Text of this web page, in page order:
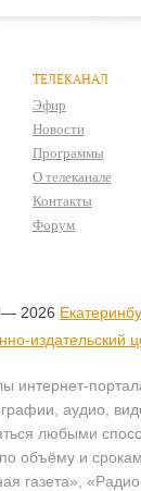
ТЕЛЕКАНАЛ
Эфир
Новости
Программы
О телеканале
Контакты
Форум
— 2026
издательский
интернет-
аудио,
любыми
объёму и
газета»,